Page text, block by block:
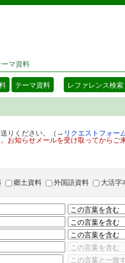
岡山県立図書館 蔵書検索・予約シス
ーマ資料
テーマ資料 レファレンス検索
りください。（→ リクエストフォー
お知らせメールを受け取ってからご
郷土資料 外国語資料 大活字